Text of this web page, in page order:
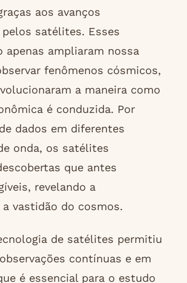
aos avanços
satélites. Esses
apenas ampliaram nossa
fenômenos cósmicos,
a maneira como
é conduzida. Por
dados em diferentes
onda, os satélites
que antes
revelando a
vastidão do cosmos.
de satélites permitiu
contínuas e em
é essencial para o estudo